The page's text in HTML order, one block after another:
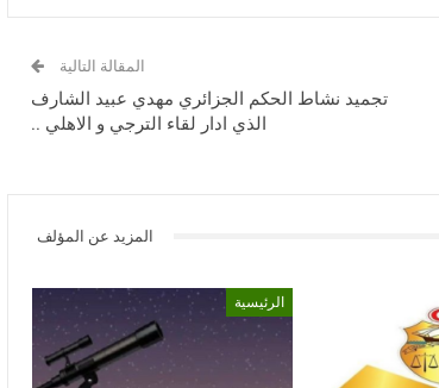
المقالة التالية
تجميد نشاط الحكم الجزائري مهدي عبيد الشارف
الذي ادار لقاء الترجي و الاهلي ..
المزيد عن المؤلف
الرئيسية